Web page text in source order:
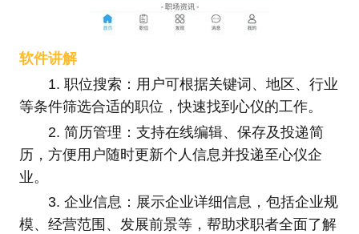
软件讲解
1. 职位搜索：用户可根据关键词、地区、行业
等条件筛选合适的职位，快速找到心仪的工作。
2. 简历管理：支持在线编辑、保存及投递简
历，方便用户随时更新个人信息并投递至心仪企
业。
3. 企业信息：展示企业详细信息，包括企业规
模、经营范围、发展前景等，帮助求职者全面了解